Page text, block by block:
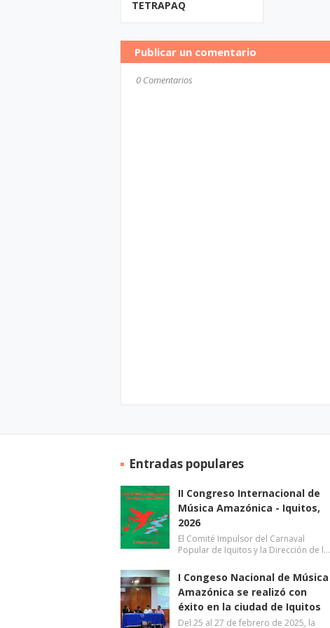
TETRAPAQ
Publicar un comentario
0 Comentarios
Entradas populares
II Congreso Internacional de
Música Amazónica - Iquitos,
2026
El Comité Impulsor del Carnaval
Popular de Iquitos y la Dirección de l…
I Congeso Nacional de Música
Amazónica se realizó con
éxito en la ciudad de Iquitos
Del 25 al 27 de febrero de 2025, la